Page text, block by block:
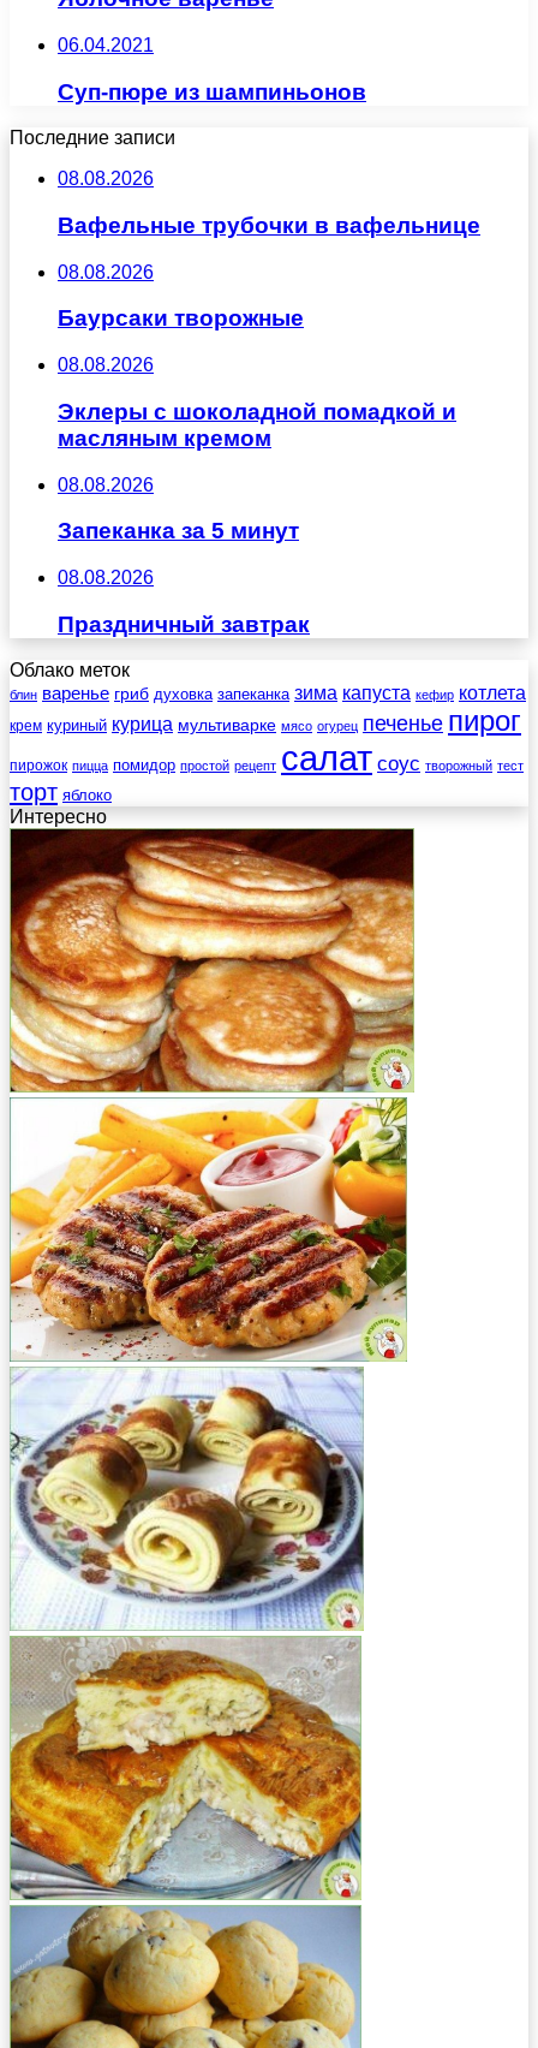
06.04.2021
Суп-пюре из шампиньонов
Последние записи
08.08.2026
Вафельные трубочки в вафельнице
08.08.2026
Баурсаки творожные
08.08.2026
Эклеры с шоколадной помадкой и
масляным кремом
08.08.2026
Запеканка за 5 минут
08.08.2026
Праздничный завтрак
Облако меток
блин варенье гриб духовка запеканка зима капуста кефир котлета
крем куриный курица мультиварке мясо огурец печенье пирог
пирожок пицца помидор простой рецепт салат соус творожный тест
торт яблоко
Интересно